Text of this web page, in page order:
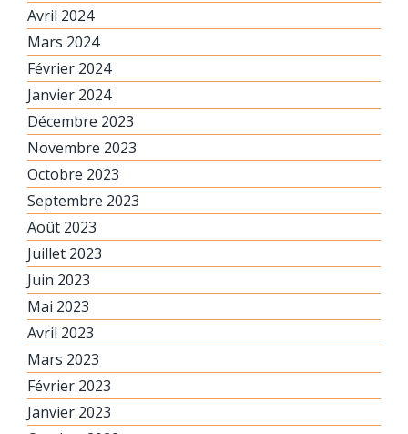
Avril 2024
Mars 2024
Février 2024
Janvier 2024
Décembre 2023
Novembre 2023
Octobre 2023
Septembre 2023
Août 2023
Juillet 2023
Juin 2023
Mai 2023
Avril 2023
Mars 2023
Février 2023
Janvier 2023